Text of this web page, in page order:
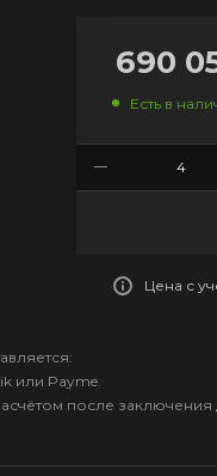
690
Есть в
Цена с
или Payme.
после заключения